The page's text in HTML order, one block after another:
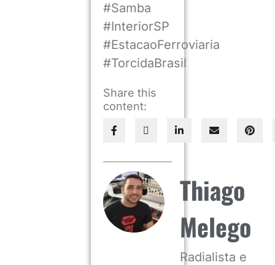
#Samba
#InteriorSP
#EstacaoFerroviaria
#TorcidaBrasil
Share this
content:
Thiago
Melego
Radialista e